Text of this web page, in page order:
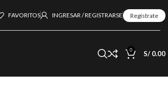
FAVORITOS INGRESAR / REGISTRARSE Regístrate
0 S/ 0.00